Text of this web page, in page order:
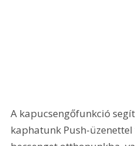
A kapucsengőfunkció
kaphatunk Push-üzenettel